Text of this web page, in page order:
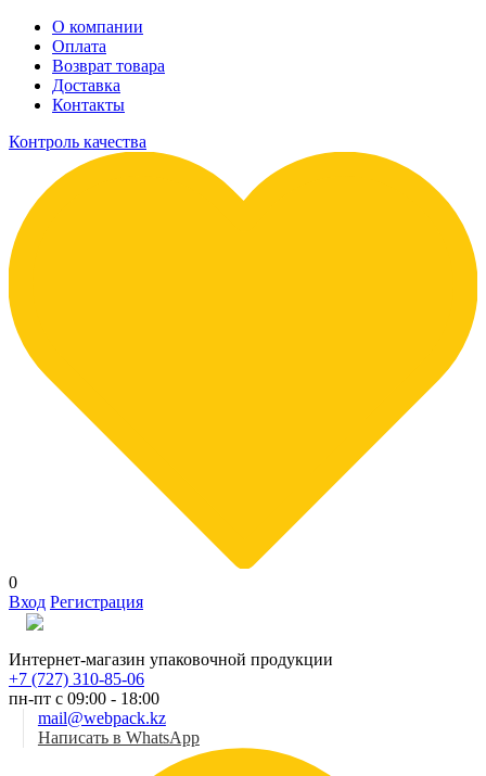
О компании
Оплата
Возврат товара
Доставка
Контакты
Контроль качества
0
Вход Регистрация
Интернет-магазин упаковочной продукции
+7 (727) 310-85-06
пн-пт с 09:00 - 18:00
mail@webpack.kz
Написать в WhatsApp